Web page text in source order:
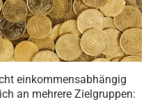
einkommensabhängig
an mehrere Zielgruppen: